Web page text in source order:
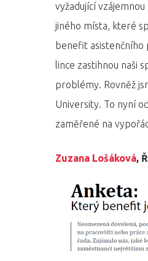
vyžadující
jiného místa, které
benefit asistenčního
lince zastihnou naši
problémy. Rovněž
University. To nyní
zaměřené na
Zuzana Lošáková,